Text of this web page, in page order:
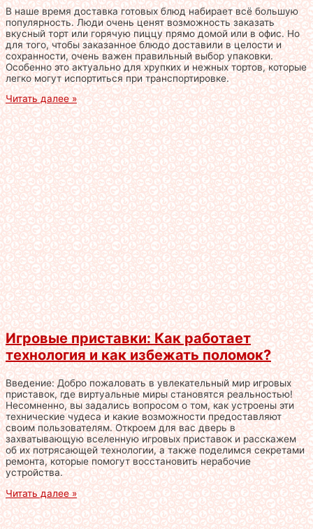
В наше время доставка готовых блюд набирает всё большую
популярность. Люди очень ценят возможность заказать
вкусный торт или горячую пиццу прямо домой или в офис. Но
для того, чтобы заказанное блюдо доставили в целости и
сохранности, очень важен правильный выбор упаковки.
Особенно это актуально для хрупких и нежных тортов, которые
легко могут испортиться при транспортировке.
Читать далее »
Игровые приставки: Как работает
технология и как избежать поломок?
Введение: Добро пожаловать в увлекательный мир игровых
приставок, где виртуальные миры становятся реальностью!
Несомненно, вы задались вопросом о том, как устроены эти
технические чудеса и какие возможности предоставляют
своим пользователям. Откроем для вас дверь в
захватывающую вселенную игровых приставок и расскажем
об их потрясающей технологии, а также поделимся секретами
ремонта, которые помогут восстановить нерабочие
устройства.
Читать далее »